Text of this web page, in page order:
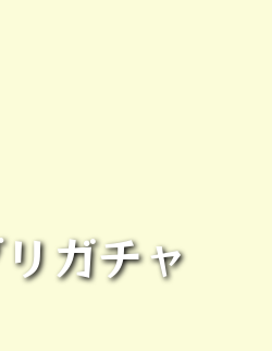
ガチャ